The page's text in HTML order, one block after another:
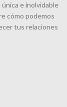
e inolvidable
cómo podemos
tus relaciones